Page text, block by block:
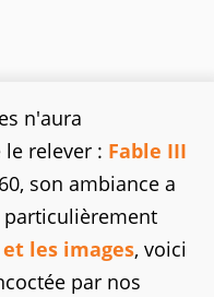
n'aura
relever : Fable III
son ambiance a
particulièrement
les images, voici
par nos